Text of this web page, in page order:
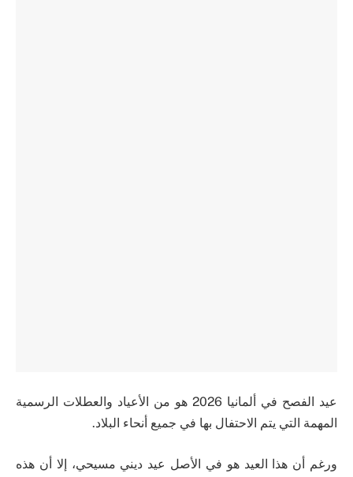
عيد الفصح في ألمانيا 2026 هو من الأعياد والعطلات الرسمية
المهمة التي يتم الاحتفال بها في جميع أنحاء البلاد.
ورغم أن هذا العيد هو في الأصل عيد ديني مسيحي، إلا أن هذه